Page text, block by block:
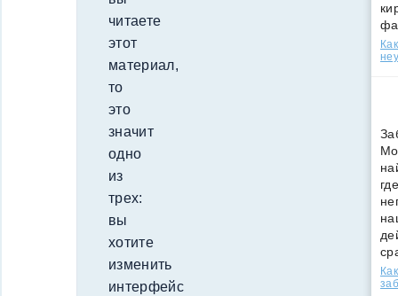
читаете
этот
материал,
то
это
значит
одно
из
трех:
вы
хотите
изменить
интерфейс